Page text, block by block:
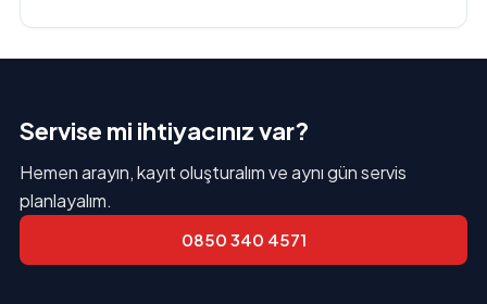
Servise mi ihtiyacınız var?
Hemen arayın, kayıt oluşturalım ve aynı gün servis
planlayalım.
0850 340 4571